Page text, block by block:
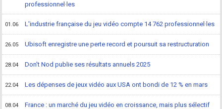
professionnel·les
01.06 L'industrie française du jeu vidéo compte 14 762 professionnel·les
26.05 Ubisoft enregistre une perte record et poursuit sa restructuration
28.04 Don't Nod publie ses résultats annuels 2025
22.04 Les dépenses de jeux vidéo aux USA ont bondi de 12 % en mars
08.04 France : un marché du jeu vidéo en croissance, mais plus sélectif